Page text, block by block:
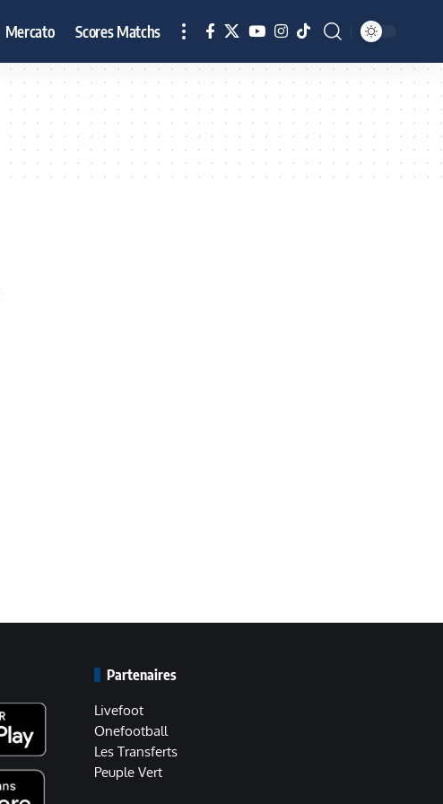
Mercato Scores Matchs
Partenaires
Livefoot
Onefootball
Les Transferts
Peuple Vert